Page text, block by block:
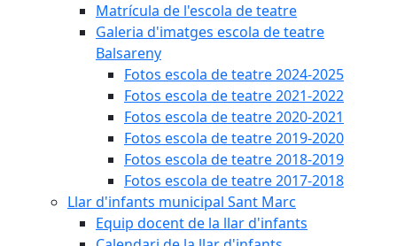
Matrícula de l'escola de teatre
Galeria d'imatges escola de teatre
Balsareny
Fotos escola de teatre 2024-2025
Fotos escola de teatre 2021-2022
Fotos escola de teatre 2020-2021
Fotos escola de teatre 2019-2020
Fotos escola de teatre 2018-2019
Fotos escola de teatre 2017-2018
Llar d'infants municipal Sant Marc
Equip docent de la llar d'infants